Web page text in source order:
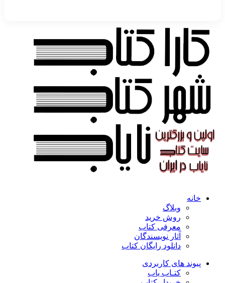
خانه
وبلاگ
روش خرید
معرفی کتاب
آثار نویسندگان
دانلود رایگان کتاب
پیوند های کاربردی
کتـاب یاب